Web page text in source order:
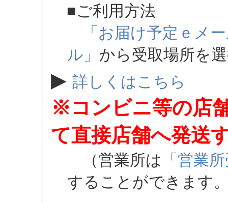
■ご利用方法
「お届け予定ｅメ
ル」 から受取場所を
▶ 詳しくはこちら
※コンビニ等の店
て直接店舗へ発送
（営業所は 「営業
することができます